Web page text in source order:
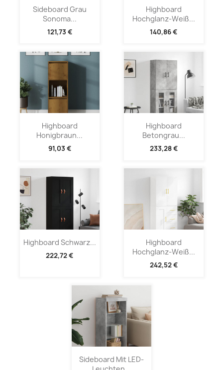
Sideboard Grau
Sonoma...
121,73 €
Highboard
Hochglanz-Weiß...
140,86 €
Highboard
Honigbraun...
91,03 €
Highboard
Betongrau...
233,28 €
Highboard Schwarz...
222,72 €
Highboard
Hochglanz-Weiß...
242,52 €
Sideboard Mit LED-